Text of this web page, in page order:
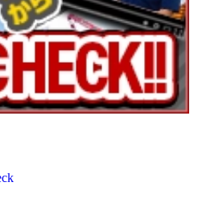
ロック 平ボディ H18 レンジャー
付 リターダー付
るとスムーズです❗
湿気が多いです。
!